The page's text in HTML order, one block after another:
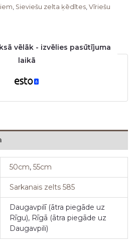
, Sieviešu zelta ķēdītes, Vīriešu
vēlāk - izvēlies pasūtījuma
laikā
50cm,55cm
Sarkanais zelts 585
Daugavpilī (ātra piegāde uz
Rīgu), Rīgā (ātra piegāde uz
Daugavpili)